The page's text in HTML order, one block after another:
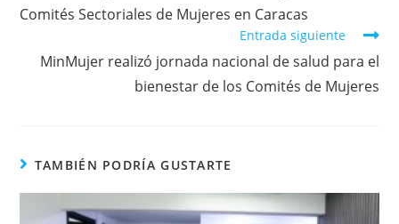
Comités Sectoriales de Mujeres en Caracas
Entrada siguiente
MinMujer realizó jornada nacional de salud para el
bienestar de los Comités de Mujeres
TAMBIÉN PODRÍA GUSTARTE